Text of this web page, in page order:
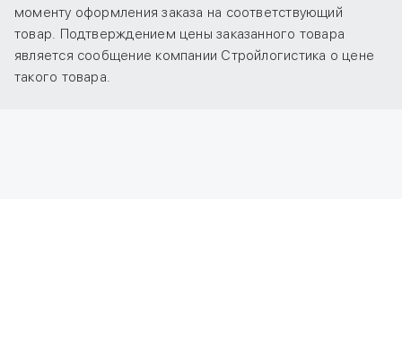
моменту оформления заказа на соответствующий
товар. Подтверждением цены заказанного товара
является сообщение компании Стройлогистика о цене
такого товара.